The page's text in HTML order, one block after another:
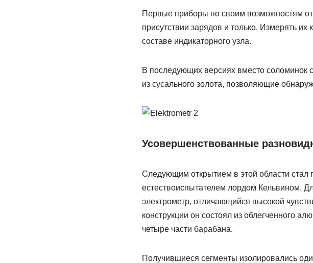
Первые приборы по своим возможностям
присутствии зарядов и только. Измерять
составе индикаторного узла.
В последующих версиях вместо соломинок
из сусального золота, позволяющие
Усовершенствованные
Следующим открытием в этой области стал
естествоиспытателем лордом Кельвином.
электрометр, отличающийся высокой
конструкции он состоял из облегченного
четыре части барабана.
Получившиеся сегменты изолировались